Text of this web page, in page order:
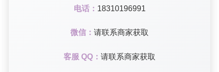
电话： 18310196991
微信： 请联系商家获取
客服 QQ： 请联系商家获取